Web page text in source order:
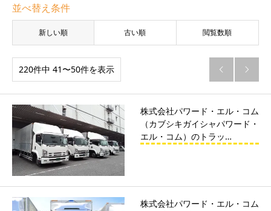
並べ替え条件
新しい順 古い順 閲覧数順
220件中 41〜50件を表示  
株式会社パワード・エル・コム
（カブシキガイシャパワード・
エル・コム）のトラッ…
株式会社パワード・エル・コム